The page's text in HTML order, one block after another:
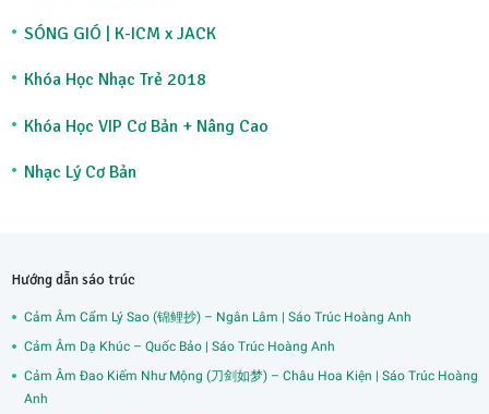
SÓNG GIÓ | K-ICM x JACK
Khóa Học Nhạc Trẻ 2018
Khóa Học VIP Cơ Bản + Nâng Cao
Nhạc Lý Cơ Bản
Hướng dẫn sáo trúc
Cảm Âm Cẩm Lý Sao (锦鲤抄) – Ngân Lâm | Sáo Trúc Hoàng Anh
Cảm Âm Dạ Khúc – Quốc Bảo | Sáo Trúc Hoàng Anh
Cảm Âm Đao Kiếm Như Mộng (刀剑如梦) – Châu Hoa Kiện | Sáo Trúc Hoàng
Anh